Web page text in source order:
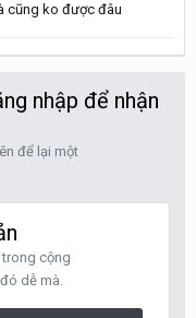
cũng ko được đâu
nhập để nhận
để lại một
cộng
dễ mà.